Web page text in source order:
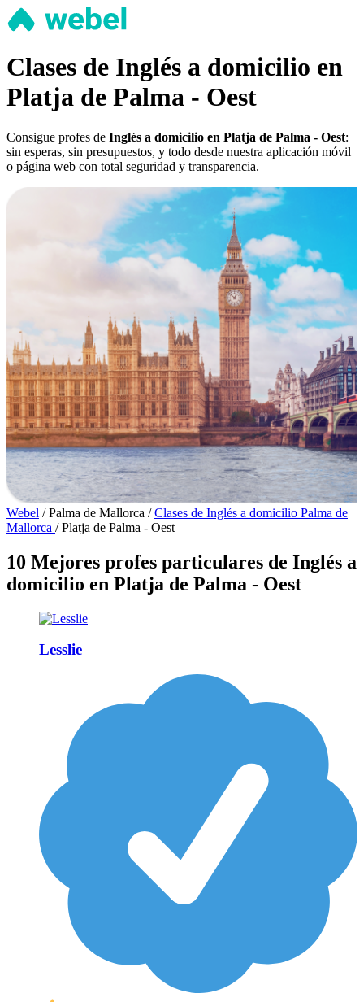
Clases de Inglés a domicilio en
Platja de Palma - Oest
Consigue profes de Inglés a domicilio en Platja de Palma - Oest:
sin esperas, sin presupuestos, y todo desde nuestra aplicación móvil
o página web con total seguridad y transparencia.
Webel / Palma de Mallorca / Clases de Inglés a domicilio Palma de
Mallorca / Platja de Palma - Oest
10 Mejores profes particulares de Inglés a
domicilio en Platja de Palma - Oest
Lesslie